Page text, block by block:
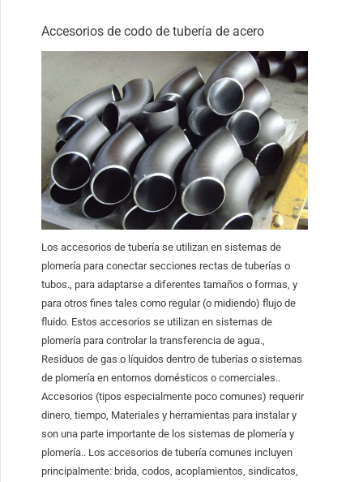
Accesorios de codo de tubería de acero
Los accesorios de tubería se utilizan en sistemas de
plomería para conectar secciones rectas de tuberías o
tubos., para adaptarse a diferentes tamaños o formas, y
para otros fines tales como regular (o midiendo) flujo de
fluido. Estos accesorios se utilizan en sistemas de
plomería para controlar la transferencia de agua.,
Residuos de gas o líquidos dentro de tuberías o sistemas
de plomería en entornos domésticos o comerciales..
Accesorios (tipos especialmente poco comunes) requerir
dinero, tiempo, Materiales y herramientas para instalar y
son una parte importante de los sistemas de plomería y
plomería.. Los accesorios de tubería comunes incluyen
principalmente: brida, codos, acoplamientos, sindicatos,